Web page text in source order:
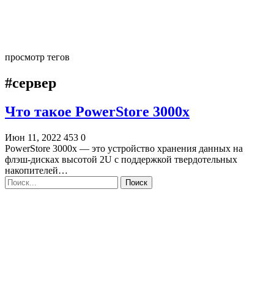
просмотр тегов
#сервер
Что такое PowerStore 3000x
Июн 11, 2022 453 0
PowerStore 3000x — это устройство хранения данных на
флэш-дисках высотой 2U с поддержкой твердотельных
накопителей…